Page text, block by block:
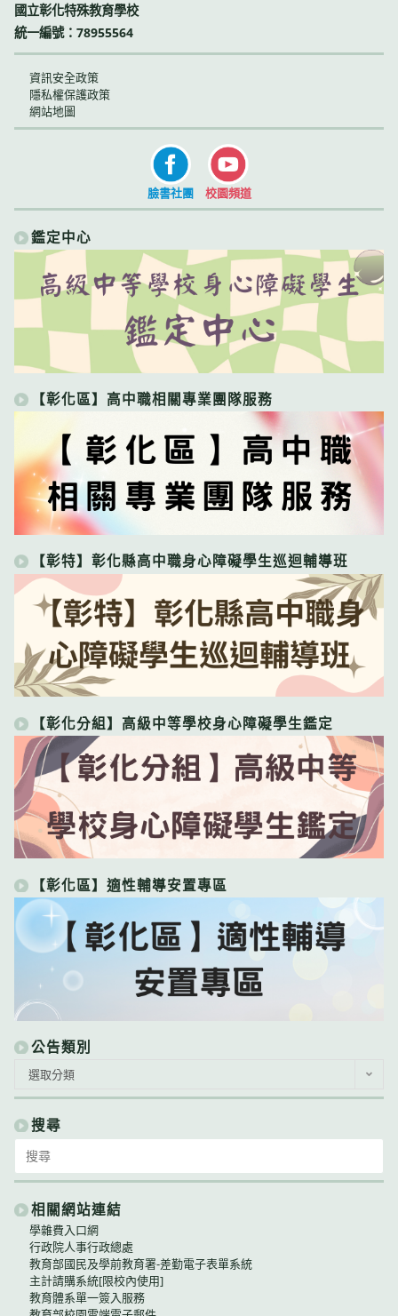
國立彰化特殊教育學校
統一編號：78955564
資訊安全政策
隱私權保護政策
網站地圖
臉書社團 校園頻道
鑑定中心
【彰化區】高中職相關專業團隊服務
【彰特】彰化縣高中職身心障礙學生巡迴輔導班
【彰化分組】高級中等學校身心障礙學生鑑定
【彰化區】適性輔導安置專區
公告類別
類
別
選取分類
搜尋
for:
相關網站連結
學雜費入口網
行政院人事行政總處
教育部國民及學前教育署-差勤電子表單系統
主計請購系統[限校內使用]
教育體系單一簽入服務